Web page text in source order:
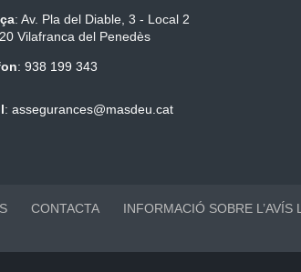
: Av. Pla del Diable, 3 - Local 2
Vilafranca del Penedès
: 938 199 343
: assegurances@masdeu.cat
CONTACTA INFORMACIÓ SOBRE L’AVÍS